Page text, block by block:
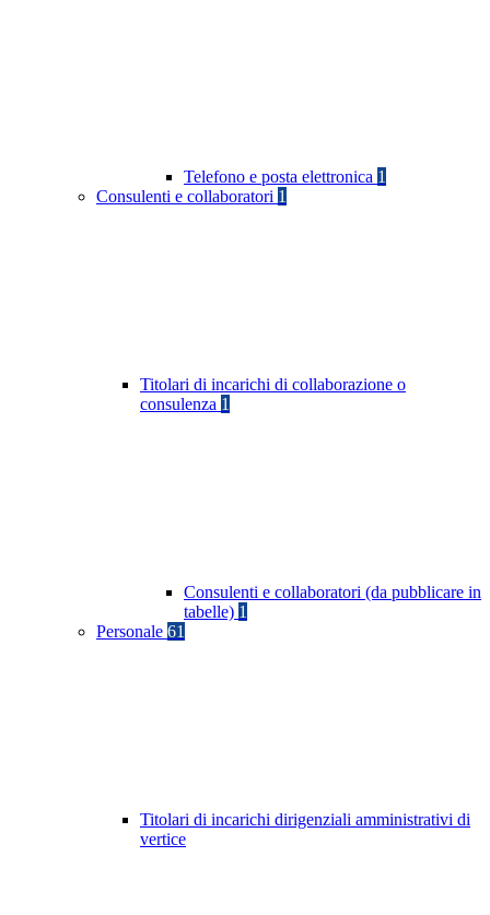
Telefono e posta elettronica 1
Consulenti e collaboratori 1
Titolari di incarichi di collaborazione o
consulenza 1
Consulenti e collaboratori (da pubblicare in
tabelle) 1
Personale 61
Titolari di incarichi dirigenziali amministrativi di
vertice